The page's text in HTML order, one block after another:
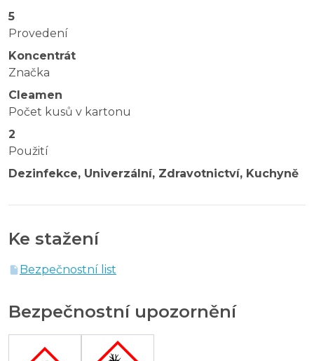
5
Provedení
Koncentrát
Značka
Cleamen
Počet kusů v kartonu
2
Použití
Dezinfekce, Univerzální, Zdravotnictví, Kuchyně
Ke stažení
Bezpečnostní list
Bezpečnostní upozornění